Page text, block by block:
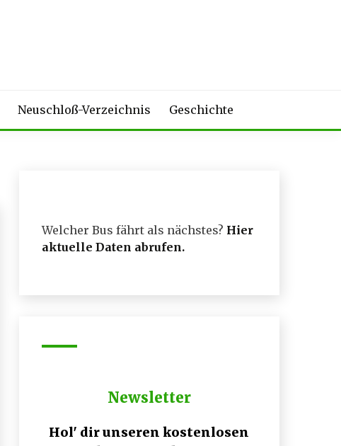
Neuschloß-Verzeichnis Geschichte
Welcher Bus fährt als nächstes? Hier
aktuelle Daten abrufen.
Newsletter
Hol' dir unseren kostenlosen